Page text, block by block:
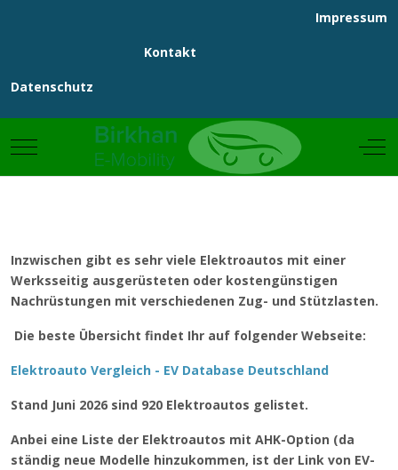
Impressum
Kontakt
Datenschutz
Mobile Menu Toggle
Inzwischen gibt es sehr viele Elektroautos mit einer
Werksseitig ausgerüsteten oder kostengünstigen
Nachrüstungen mit verschiedenen Zug- und Stützlasten.
Die beste Übersicht findet Ihr auf folgender Webseite:
Elektroauto Vergleich - EV Database Deutschland
Stand Juni 2026 sind 920 Elektroautos gelistet.
Anbei eine Liste der Elektroautos mit AHK-Option (da
ständig neue Modelle hinzukommen, ist der Link von EV-